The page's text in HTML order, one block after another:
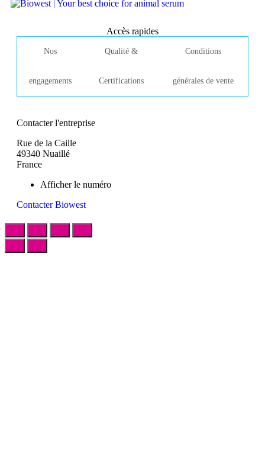
Accès rapides
Nos
engagements
Qualité &
Certifications
Conditions
générales de vente
Contacter l'entreprise
Rue de la Caille
49340 Nuaillé
France
Afficher le numéro
Contacter Biowest